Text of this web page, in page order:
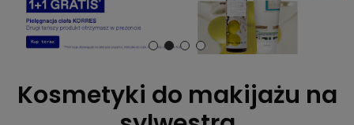
Kosmetyki do makijażu na